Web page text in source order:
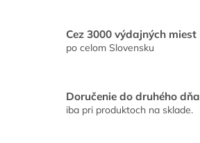
Cez 3000 výdajných miest
po celom Slovensku
Doručenie do druhého dňa
iba pri produktoch na sklade.